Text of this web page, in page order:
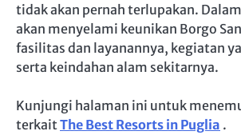
tidak akan pernah terlupakan.
akan menyelami keunikan Borgo
fasilitas dan layanannya, kegiatan
serta keindahan alam sekitarnya.
Kunjungi halaman ini untuk
terkaitThe Best Resorts in Puglia .